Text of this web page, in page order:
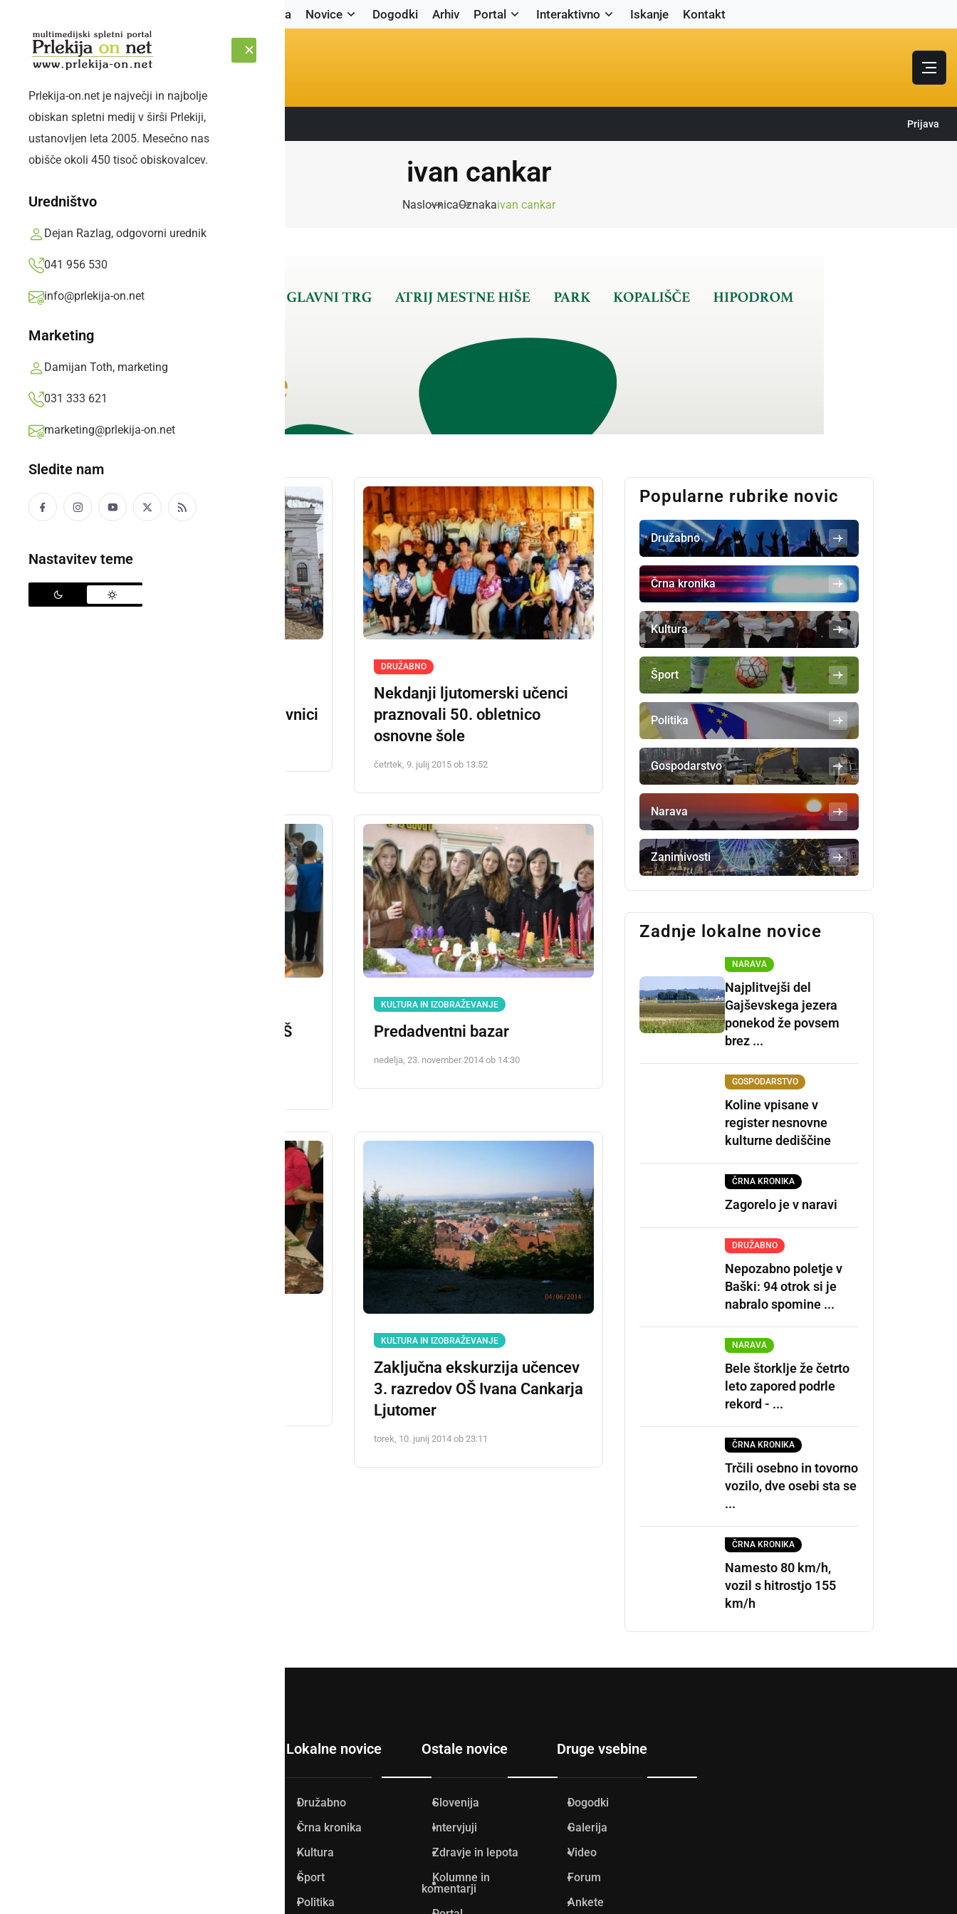
Naslovnica Novice Dogodki Arhiv Portal Interaktivno Iskanje Kontakt
PETEK, 7. AVGUST 2026 Sledite nam: Prijava
Prlekija-on.net je največji in najbolje
obiskan spletni medij v širši Prlekiji,
ustanovljen leta 2005. Mesečno nas
obišče okoli 450 tisoč obiskovalcev.
Uredništvo
Dejan Razlag, odgovorni urednik
041 956 530
info@prlekija-on.net
Marketing
Damijan Toth, marketing
031 333 621
marketing@prlekija-on.net
Sledite nam
Nastavitev teme
ivan cankar
NaslovnicaOznakaivan cankar
učence OŠ Sv. Jurij ob Ščavnici
DRUŽABNO
Nekdanji ljutomerski učenci
praznovali 50. obletnico
osnovne šole
četrtek, 9. julij 2015 ob 13:52
Dan slovenske hrane na OŠ
KULTURA IN IZOBRAŽEVANJE
Predadventni bazar
nedelja, 23. november 2014 ob 14:30
KULTURA IN IZOBRAŽEVANJE
Zaključna ekskurzija učencev
3. razredov OŠ Ivana Cankarja
Ljutomer
torek, 10. junij 2014 ob 23:11
Popularne rubrike novic
Družabno
Črna kronika
Kultura
Šport
Politika
Gospodarstvo
Narava
Zanimivosti
Zadnje lokalne novice
NARAVA
Najplitvejši del
Gajševskega jezera
ponekod že povsem
brez ...
GOSPODARSTVO
Koline vpisane v
register nesnovne
kulturne dediščine
ČRNA KRONIKA
Zagorelo je v naravi
DRUŽABNO
Nepozabno poletje v
Baški: 94 otrok si je
nabralo spomine ...
NARAVA
Bele štorklje že četrto
leto zapored podrle
rekord - ...
ČRNA KRONIKA
Trčili osebno in tovorno
vozilo, dve osebi sta se
...
ČRNA KRONIKA
Namesto 80 km/h,
vozil s hitrostjo 155
km/h
Lokalne novice
Družabno
Črna kronika
Kultura
Šport
Politika
Ostale novice
Slovenija
Intervjuji
Zdravje in lepota
Kolumne in
komentarji
Druge vsebine
Dogodki
Galerija
Video
Forum
Ankete